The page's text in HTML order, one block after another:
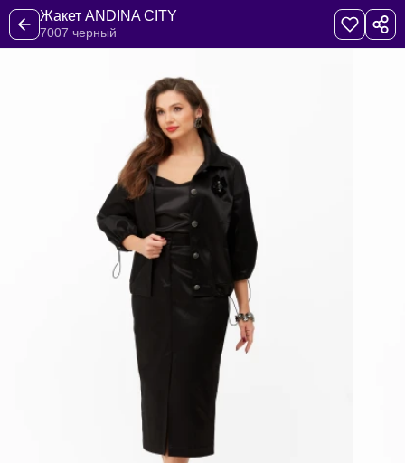
Жакет ANDINA CITY
7007 черный